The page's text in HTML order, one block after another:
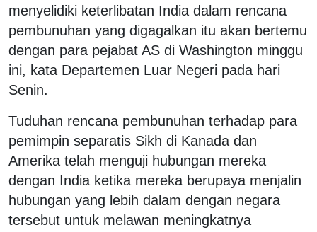
menyelidiki keterlibatan India dalam rencana
pembunuhan yang digagalkan itu akan bertemu
dengan para pejabat AS di Washington minggu
ini, kata Departemen Luar Negeri pada hari
Senin.
Tuduhan rencana pembunuhan terhadap para
pemimpin separatis Sikh di Kanada dan
Amerika telah menguji hubungan mereka
dengan India ketika mereka berupaya menjalin
hubungan yang lebih dalam dengan negara
tersebut untuk melawan meningkatnya